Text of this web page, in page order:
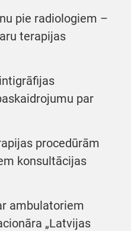
pie radiologiem –
terapijas
par
procedūrām
konsultācijas
ambulatoriem
„Latvijas